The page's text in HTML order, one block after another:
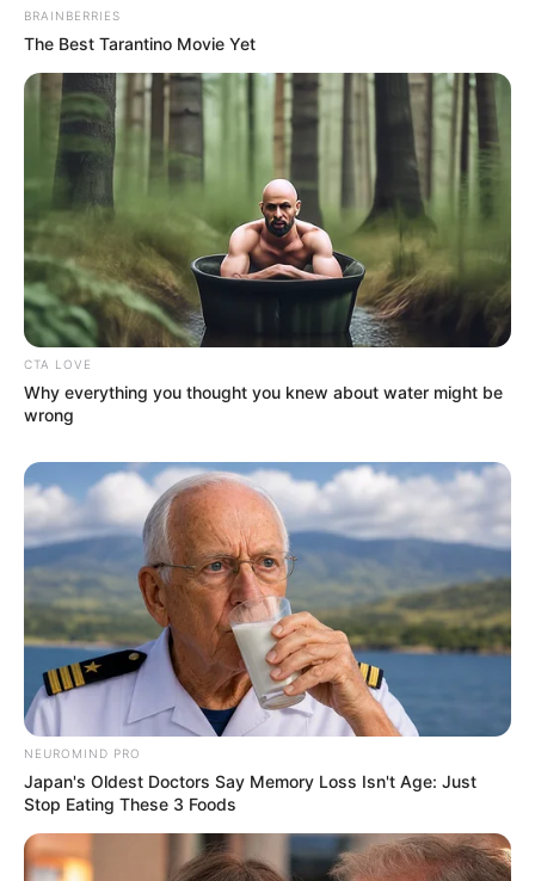
(foto: instagram/windahbasudara)
2. Menampilkan tubuh kekarnya saat sedang liburan ke
pantai
BRAINBERRIES
The Best Tarantino Movie Yet
CTA LOVE
Why everything you thought you knew about water might be
wrong
NEUROMIND PRO
Japan's Oldest Doctors Say Memory Loss Isn't Age: Just
Stop Eating These 3 Foods